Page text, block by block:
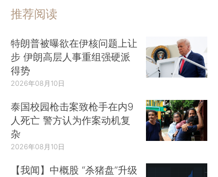
推荐阅读
特朗普被曝欲在伊核问题上让
步 伊朗高层人事重组强硬派
得势
2026年08月10日
泰国校园枪击案致枪手在内9
人死亡 警方认为作案动机复
杂
2026年08月10日
【我闻】中概股 “杀猪盘”升级